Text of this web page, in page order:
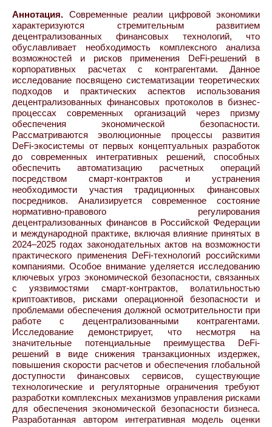
Аннотация. Современные реалии цифровой экономики
характеризуются стремительным развитием
децентрализованных финансовых технологий, что
обуславливает необходимость комплексного анализа
возможностей и рисков применения DeFi-решений в
корпоративных расчетах с контрагентами. Данное
исследование посвящено систематизации теоретических
подходов и практических аспектов использования
децентрализованных финансовых протоколов в бизнес-
процессах современных организаций через призму
обеспечения экономической безопасности.
Рассматриваются эволюционные процессы развития
DeFi-экосистемы от первых концептуальных разработок
до современных интегративных решений, способных
обеспечить автоматизацию расчетных операций
посредством смарт-контрактов и устранения
необходимости участия традиционных финансовых
посредников. Анализируется современное состояние
нормативно-правового регулирования
децентрализованных финансов в Российской Федерации
и международной практике, включая влияние принятых в
2024–2025 годах законодательных актов на возможности
практического применения DeFi-технологий российскими
компаниями. Особое внимание уделяется исследованию
ключевых угроз экономической безопасности, связанных
с уязвимостями смарт-контрактов, волатильностью
криптоактивов, рисками операционной безопасности и
проблемами обеспечения должной осмотрительности при
работе с децентрализованными контрагентами.
Исследование демонстрирует, что несмотря на
значительные потенциальные преимущества DeFi-
решений в виде снижения транзакционных издержек,
повышения скорости расчетов и обеспечения глобальной
доступности финансовых сервисов, существующие
технологические и регуляторные ограничения требуют
разработки комплексных механизмов управления рисками
для обеспечения экономической безопасности бизнеса.
Разработанная автором интегративная модель оценки